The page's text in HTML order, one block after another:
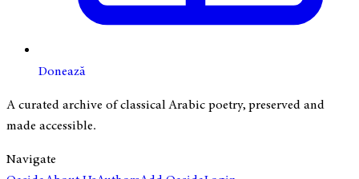
Donează
A curated archive of classical Arabic poetry, preserved and
made accessible.
Navigate